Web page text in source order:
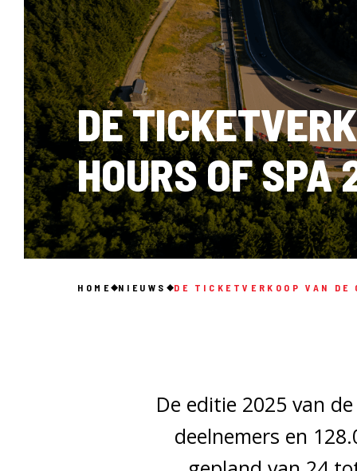
DE
HOURS OF SPA
HOME NIEUWS DE TICKETVERKOOP VAN
De editie 2025 van
deelnemers en